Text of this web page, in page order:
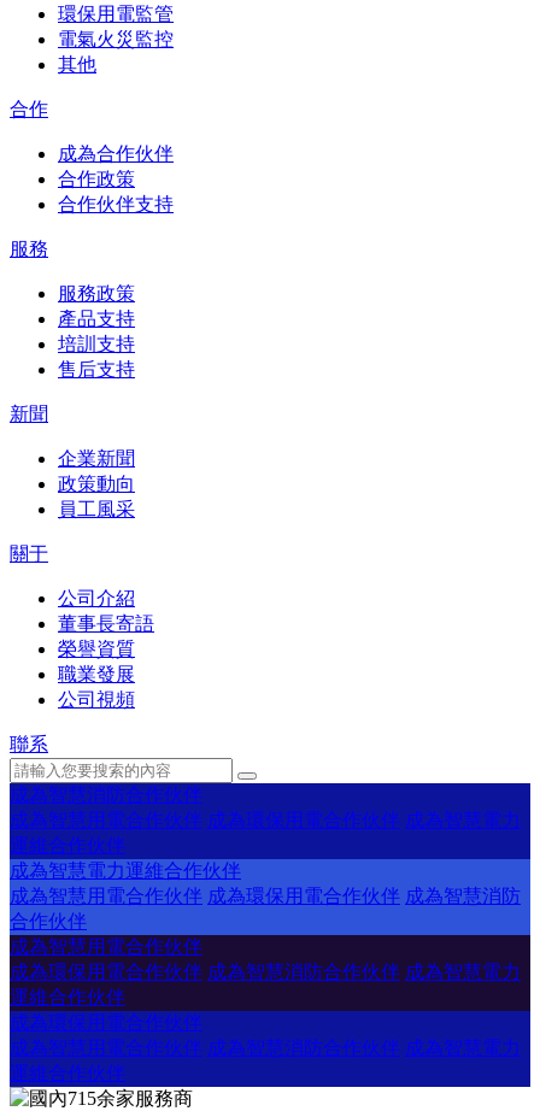
環保用電監管
電氣火災監控
其他
合作
成為合作伙伴
合作政策
合作伙伴支持
服務
服務政策
產品支持
培訓支持
售后支持
新聞
企業新聞
政策動向
員工風采
關于
公司介紹
董事長寄語
榮譽資質
職業發展
公司視頻
聯系
成為智慧消防合作伙伴
成為智慧用電合作伙伴 成為環保用電合作伙伴 成為智慧電力
運維合作伙伴
成為智慧電力運維合作伙伴
成為智慧用電合作伙伴 成為環保用電合作伙伴 成為智慧消防
合作伙伴
成為智慧用電合作伙伴
成為環保用電合作伙伴 成為智慧消防合作伙伴 成為智慧電力
運維合作伙伴
成為環保用電合作伙伴
成為智慧用電合作伙伴 成為智慧消防合作伙伴 成為智慧電力
運維合作伙伴